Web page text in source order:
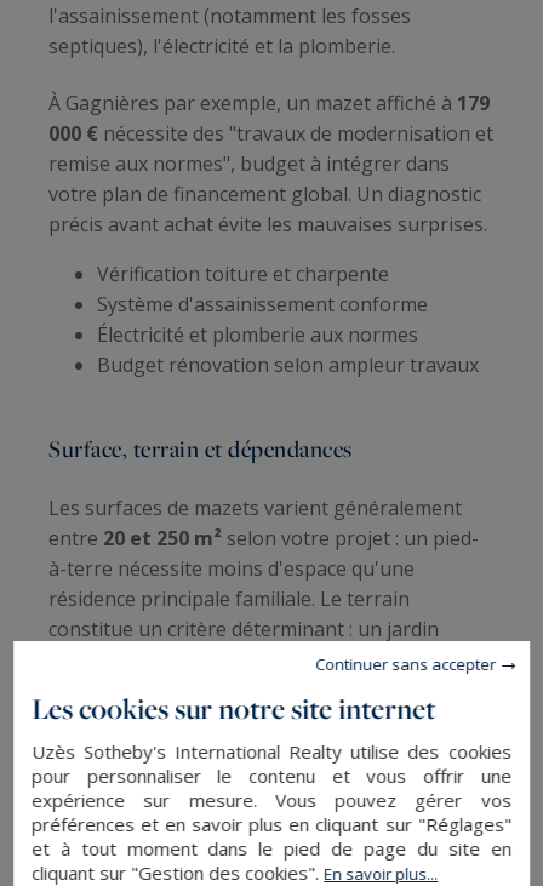
l'assainissement (notamment les fosses
septiques), l'électricité et la plomberie.
À Gagnières par exemple, un mazet affiché à 179
000 € nécessite des "travaux de modernisation et
remise aux normes", budget à intégrer dans
votre plan de financement global. Un diagnostic
précis avant achat évite les mauvaises surprises.
Vérification toiture et charpente
Système d'assainissement conforme
Électricité et plomberie aux normes
Budget rénovation selon ampleur travaux
Surface, terrain et dépendances
Les surfaces de mazets varient généralement
entre 20 et 250 m² selon votre projet : un pied-
à-terre nécessite moins d'espace qu'une
résidence principale familiale. Le terrain
constitue un critère déterminant : un jardin
méditerranéen arboré et la possibilité d'installer
12x6 m) augmentent considérablement
l'agrément.
Les dépendances valorisent le bien : un
garage
de 28 m², une cave à vins voûtée, un atelier ou
une cuisine d'été apportent confort et
Les cookies sur notre site internet
Uzès Sotheby's International Realty utilise des cookies
pour personnaliser le contenu et vous offrir une
expérience sur mesure. Vous pouvez gérer vos
préférences et en savoir plus en cliquant sur "Réglages"
et à tout moment dans le pied de page du site en
cliquant sur "Gestion des cookies".En savoir plus...
Continuer sans accepter